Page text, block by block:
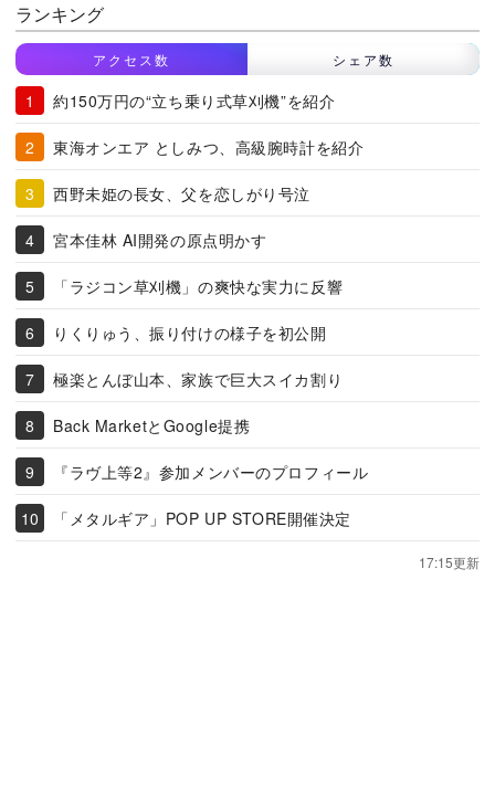
ランキング
アクセス数 シェア数
約150万円の“立ち乗り式草刈機”を紹介
東海オンエア としみつ、高級腕時計を紹介
西野未姫の長女、父を恋しがり号泣
宮本佳林 AI開発の原点明かす
「ラジコン草刈機」の爽快な実力に反響
りくりゅう、振り付けの様子を初公開
極楽とんぼ山本、家族で巨大スイカ割り
Back MarketとGoogle提携
『ラヴ上等2』参加メンバーのプロフィール
「メタルギア」POP UP STORE開催決定
17:15更新